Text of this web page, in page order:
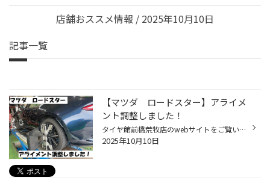
店舗おススメ情報 / 2025年10月10日
記事一覧
【マツダ ロードスター】アライメ
ント調整しました！
タイヤ館前橋荒牧店のwebサイトをご覧いただき誠にありがとうございます。 今回は【マツダ ロードスター】のアライメント調整のご紹介です。 以前も同車種の調整を実施しましたが ロードスターは調整箇所が多く 【前輪】トー・キャスター・キャンバー 【後輪】トー・キャンバー 計５か所が調整可能...
2025年10月10日